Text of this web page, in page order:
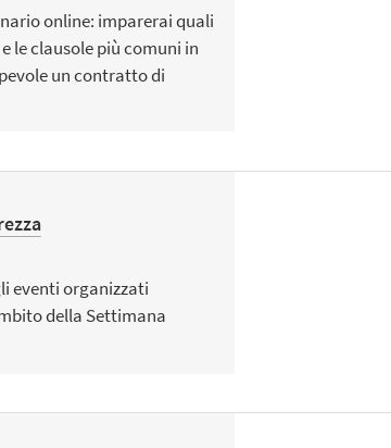
online: imparerai quali
le clausole più comuni in
un contratto di
eventi organizzati
della Settimana